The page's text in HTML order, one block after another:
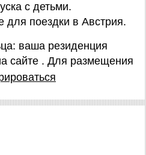
с детьми.
для поездки в Австрия.
ваша резиденция
сайте . Для размещения